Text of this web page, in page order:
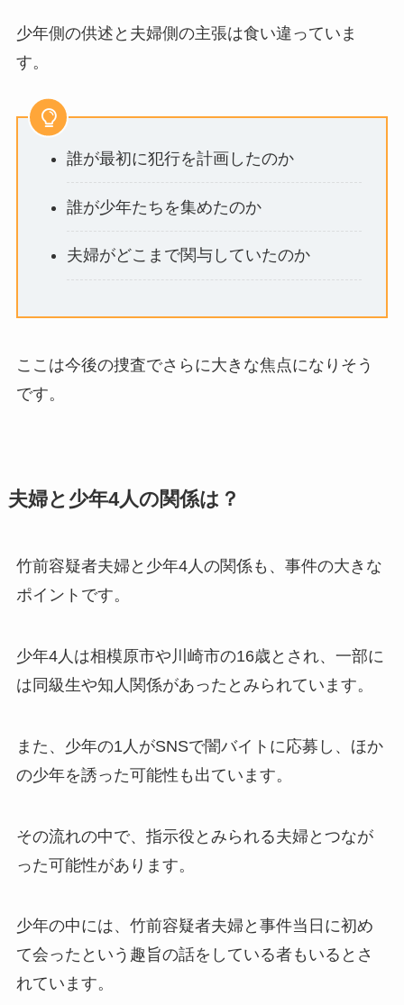
少年側の供述と夫婦側の主張は食い違っていま
す。
誰が最初に犯行を計画したのか
誰が少年たちを集めたのか
夫婦がどこまで関与していたのか
ここは今後の捜査でさらに大きな焦点になりそう
です。
夫婦と少年4人の関係は？
竹前容疑者夫婦と少年4人の関係も、事件の大きな
ポイントです。
少年4人は相模原市や川崎市の16歳とされ、一部に
は同級生や知人関係があったとみられています。
また、少年の1人がSNSで闇バイトに応募し、ほか
の少年を誘った可能性も出ています。
その流れの中で、指示役とみられる夫婦とつなが
った可能性があります。
少年の中には、竹前容疑者夫婦と事件当日に初め
て会ったという趣旨の話をしている者もいるとさ
れています。